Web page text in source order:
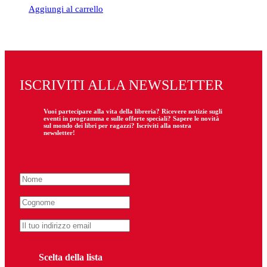
Aggiungi al carrello
ISCRIVITI ALLA NEWSLETTER
Vuoi partecipare alla vita della libreria? Ricevere notizie sugli
eventi in programma e sulle offerte speciali? Sapere le novità
sul mondo dei libri per ragazzi? Iscriviti alla nostra
newsletter!
Scelta della lista